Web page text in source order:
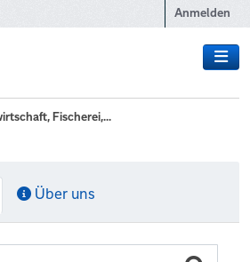
Anmelden
Fischerei,...
Über uns